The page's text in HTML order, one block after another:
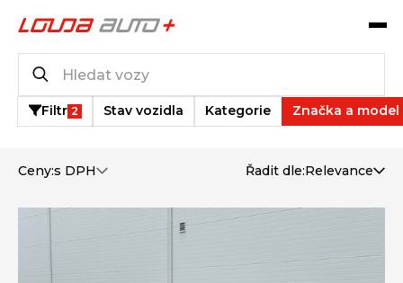
Filtr 2 Stav vozidla Kategorie Značka a model
Ceny:s DPH Řadit dle:Relevance